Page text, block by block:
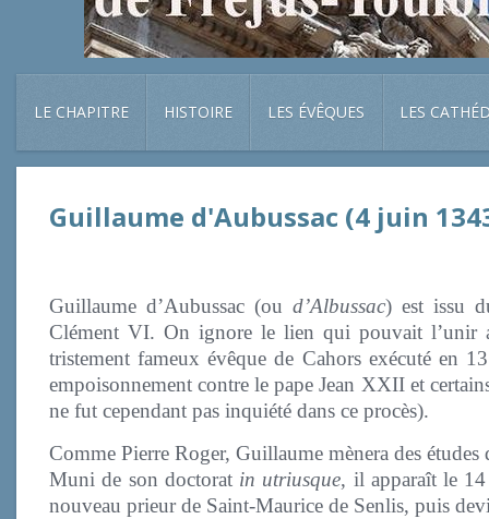
LE CHAPITRE HISTOIRE LES ÉVÊQUES LES
Guillaume d'Aubussac (4 juin
Guillaume d’Aubussac (oud’Albussac) est issu
Clément VI. On ignore le lien qui pouvait l’unir
tristement fameux évêque de Cahors exécuté en
empoisonnement contre le pape Jean XXII et
ne fut cependant pas inquiété dans ce procès).
Comme Pierre Roger, Guillaume mènera des études
Muni de son doctorat in utriusque, il apparaît le
nouveau prieur de Saint-Maurice de Senlis, puis